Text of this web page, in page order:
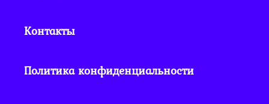
Контакты
Политика конфиденциальности